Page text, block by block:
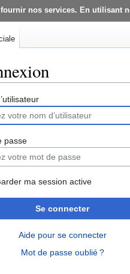
nos services. En utilisant
passe
ma session active
Se connecter
Aide pour se connecter
Mot de passe oublié ?